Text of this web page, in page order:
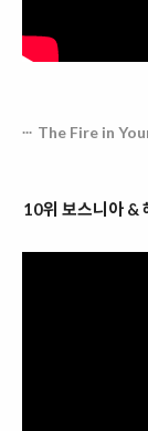
The Fire in
10위 보스니아